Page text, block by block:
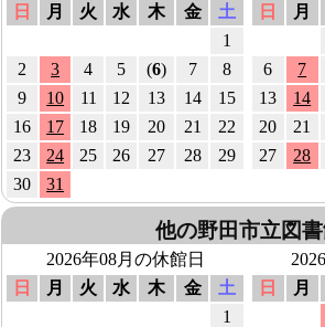
幽霊剣士
風野 真知雄／著
２０２２．３
728.5:図書
小倉百人一首
日向 紅栄／著
２００４．１１
大名やくざ ３
風野 真知雄／[著]
２０１４．８
913.6:図書
姫は看板娘
聖 龍人／著
２０１２．６
日
月 火 水 木 金
土
1
2
3 4 5 (6) 7
8
9
10 11 12 13 14
15
16
17 18 19 20 21
22
23
24 25 26 27 28
29
30
31
日
月
6
7
13
14
20
21
27
28
他の野田市立図
2026年08月の休館日
日
月 火 水 木 金
土
1
日
月